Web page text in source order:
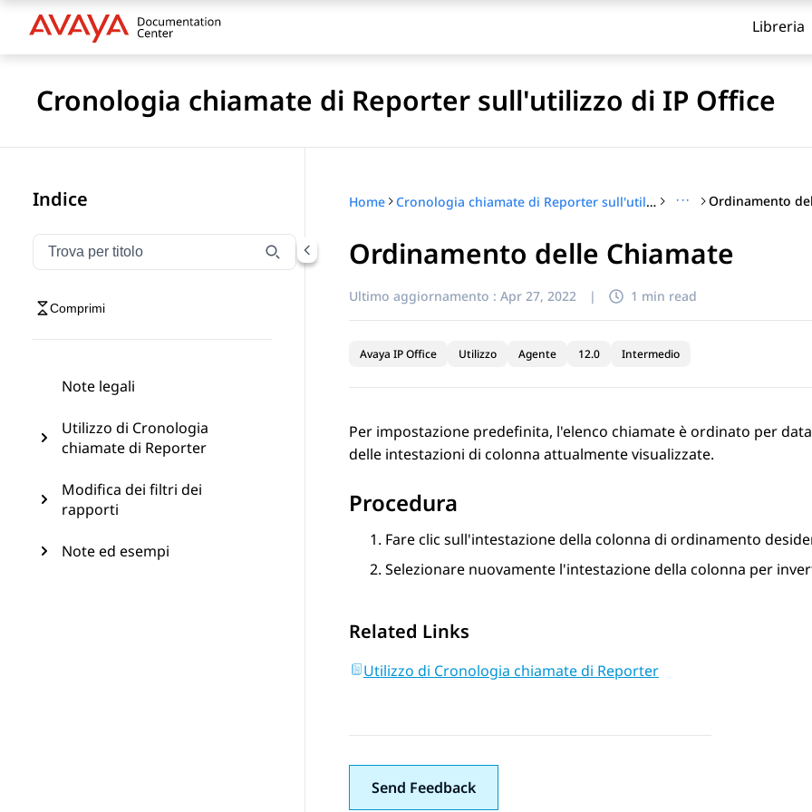
Libreria
Cronologia chiamate di Reporter sull'utilizzo di IP Office
Indice
Filtra la navigazione per titolo
Digitare per filtrare gli elementi di navigazione per titolo
Comprimi
Note legali
Utilizzo di Cronologia
chiamate di Reporter
Modifica dei filtri dei
rapporti
Note ed esempi
Home Cronologia chiamate di Reporter sull'utilizzo di IP Office ··· Ordinamento
Ordinamento delle Chiamate
Ultimo aggiornamento : Apr 27, 2022 | 1 min read
Avaya IP Office Utilizzo Agente 12.0 Intermedio
Per impostazione predefinita, l'elenco chiamate è ordinato per
delle intestazioni di colonna attualmente visualizzate.
Procedura
Fare clic sull'intestazione della colonna di ordinamento
Selezionare nuovamente l'intestazione della colonna per
Related Links
Utilizzo di Cronologia chiamate di Reporter
Send Feedback